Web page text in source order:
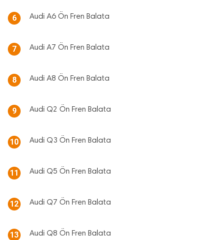
6 Audi A6 Ön Fren Balata
7 Audi A7 Ön Fren Balata
8 Audi A8 Ön Fren Balata
9 Audi Q2 Ön Fren Balata
10 Audi Q3 Ön Fren Balata
11 Audi Q5 Ön Fren Balata
12 Audi Q7 Ön Fren Balata
13 Audi Q8 Ön Fren Balata